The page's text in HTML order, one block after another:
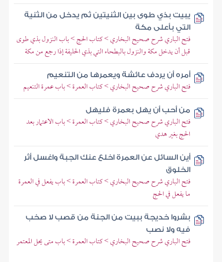
يبيت بذي طوى بين الثنيتين ثم يدخل من الثنية
التي بأعلى مكة
فتح الباري شرح صحيح البخاري > كتاب الحج > باب النزول بذي طوى
قبل أن يدخل مكة والنزول بالبطحاء التي بذي الحليفة إذا رجع من مكة
أمره أن يردف عائشة ويعمرها من التنعيم
فتح الباري شرح صحيح البخاري > كتاب العمرة > باب عمرة التنعيم
من أحب أن يهل بعمرة فليهل
فتح الباري شرح صحيح البخاري > كتاب العمرة > باب الاعتمار بعد
الحج بغير هدي
أين السائل عن العمرة اخلع عنك الجبة واغسل أثر
الخلوق
فتح الباري شرح صحيح البخاري > كتاب العمرة > باب يفعل في العمرة
ما يفعل في الحج
بشروا خديجة ببيت من الجنة من قصب لا صخب
فيه ولا نصب
فتح الباري شرح صحيح البخاري > كتاب العمرة > باب متى يحل المعتمر